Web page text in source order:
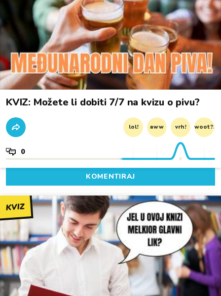
KVIZ: Možete li dobiti 7/7 na kvizu o pivu?
lol! aww vrh! woot?!
0
KOMENTIRAJ
KVIZ